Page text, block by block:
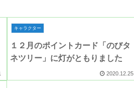
キャラクター
１２月のポイントカード「のびタ
ネツリー」に灯がともりました
2020.12.25